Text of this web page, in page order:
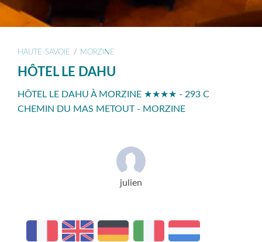
HAUTE-SAVOIE / MORZINE
HÔTEL LE DAHU
HÔTEL LE DAHU À MORZINE ★★★★ - 293 C
CHEMIN DU MAS METOUT - MORZINE
julien